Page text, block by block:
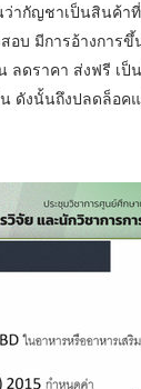
ว่ากัญชาเป็นสินค้า
อบ มีการอ้างการ
ลดราคา ส่งฟรี เป็
ดังนั้นถึงปลดล็อค